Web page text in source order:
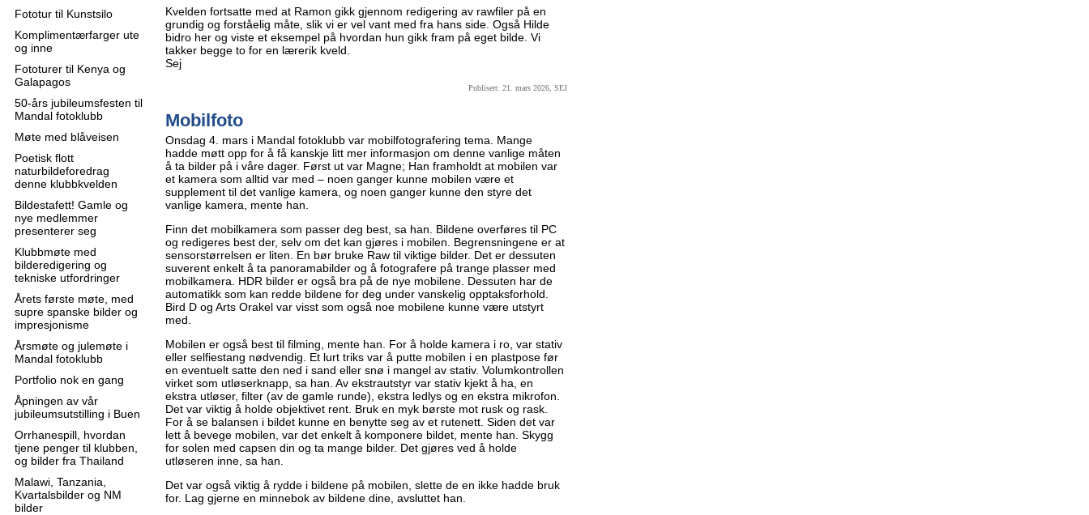
Fototur til Kunstsilo
Komplimentærfarger ute
og inne
Fototurer til Kenya og
Galapagos
50-års jubileumsfesten til
Mandal fotoklubb
Møte med blåveisen
Poetisk flott
naturbildeforedrag
denne klubbkvelden
Bildestafett! Gamle og
nye medlemmer
presenterer seg
Klubbmøte med
bilderedigering og
tekniske utfordringer
Årets første møte, med
supre spanske bilder og
impresjonisme
Årsmøte og julemøte i
Mandal fotoklubb
Portfolio nok en gang
Åpningen av vår
jubileumsutstilling i Buen
Orrhanespill, hvordan
tjene penger til klubben,
og bilder fra Thailand
Malawi, Tanzania,
Kvartalsbilder og NM
bilder
Kvelden fortsatte med at Ramon gikk gjennom redigering av rawfiler på en
grundig og forståelig måte, slik vi er vel vant med fra hans side. Også Hilde
bidro her og viste et eksempel på hvordan hun gikk fram på eget bilde. Vi
takker begge to for en lærerik kveld.
Sej
Publisert: 21. mars 2026, SEJ
Mobilfoto
Onsdag 4. mars i Mandal fotoklubb var mobilfotografering tema. Mange
hadde møtt opp for å få kanskje litt mer informasjon om denne vanlige måten
å ta bilder på i våre dager. Først ut var Magne; Han framholdt at mobilen var
et kamera som alltid var med – noen ganger kunne mobilen være et
supplement til det vanlige kamera, og noen ganger kunne den styre det
vanlige kamera, mente han.
Finn det mobilkamera som passer deg best, sa han. Bildene overføres til PC
og redigeres best der, selv om det kan gjøres i mobilen. Begrensningene er at
sensorstørrelsen er liten. En bør bruke Raw til viktige bilder. Det er dessuten
suverent enkelt å ta panoramabilder og å fotografere på trange plasser med
mobilkamera. HDR bilder er også bra på de nye mobilene. Dessuten har de
automatikk som kan redde bildene for deg under vanskelig opptaksforhold.
Bird D og Arts Orakel var visst som også noe mobilene kunne være utstyrt
med.
Mobilen er også best til filming, mente han. For å holde kamera i ro, var stativ
eller selfiestang nødvendig. Et lurt triks var å putte mobilen i en plastpose før
en eventuelt satte den ned i sand eller snø i mangel av stativ. Volumkontrollen
virket som utløserknapp, sa han. Av ekstrautstyr var stativ kjekt å ha, en
ekstra utløser, filter (av de gamle runde), ekstra ledlys og en ekstra mikrofon.
Det var viktig å holde objektivet rent. Bruk en myk børste mot rusk og rask.
For å se balansen i bildet kunne en benytte seg av et rutenett. Siden det var
lett å bevege mobilen, var det enkelt å komponere bildet, mente han. Skygg
for solen med capsen din og ta mange bilder. Det gjøres ved å holde
utløseren inne, sa han.
Det var også viktig å rydde i bildene på mobilen, slette de en ikke hadde bruk
for. Lag gjerne en minnebok av bildene dine, avsluttet han.